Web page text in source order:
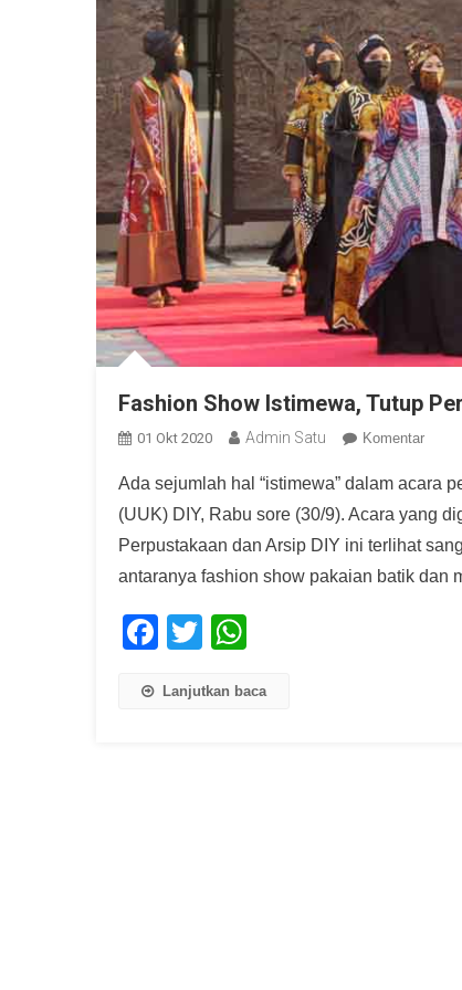
Fashion Show Istimewa, Tutup
01 Okt 2020 Admin Satu Komentar
Ada sejumlah hal “istimewa” dalam acara
(UUK) DIY, Rabu sore (30/9). Acara yang
Perpustakaan dan Arsip DIY ini terlihat
antaranya fashion show pakaian batik dan
Facebook
Twitter
Lanjutkan baca